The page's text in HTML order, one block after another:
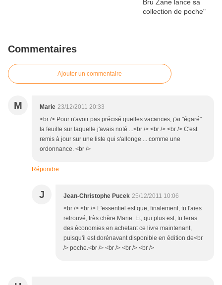
Commentaires
Ajouter un commentaire
M Marie 23/12/2011 20:33
<br /> Pour n'avoir pas précisé quelles vacances, j'ai "égaré"
la feuille sur laquelle j'avais noté ...<br /> <br /> <br /> C'est
remis à jour sur une liste qui s'allonge ... comme une
ordonnance. <br />
Répondre
J Jean-Christophe Pucek 25/12/2011 10:06
<br /> <br /> L'essentiel est que, finalement, tu l'aies
retrouvé, très chère Marie. Et, qui plus est, tu feras
des économies en achetant ce livre maintenant,
puisqu'il est dorénavant disponible en édition de<br
/> poche.<br /> <br /> <br /> <br />